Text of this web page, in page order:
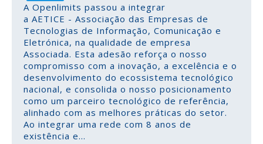
A Openlimits passou a integrar
a AETICE - Associação das Empresas de
Tecnologias de Informação, Comunicação e
Eletrónica, na qualidade de empresa
Associada. Esta adesão reforça o nosso
compromisso com a inovação, a excelência e o
desenvolvimento do ecossistema tecnológico
nacional, e consolida o nosso posicionamento
como um parceiro tecnológico de referência,
alinhado com as melhores práticas do setor.
Ao integrar uma rede com 8 anos de
existência e...